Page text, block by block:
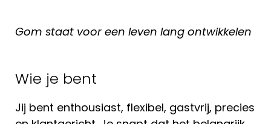
Gom staat voor een leven lang ontwikkelen
Wie je bent
Jij bent enthousiast, flexibel, gastvrij, precies